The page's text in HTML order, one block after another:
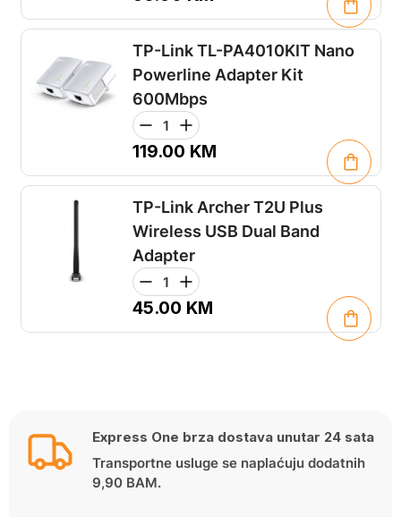
TP-Link TL-PA4010KIT Nano
Powerline Adapter Kit
600Mbps
119.00 KM
TP-Link Archer T2U Plus
Wireless USB Dual Band
Adapter
45.00 KM
Express One brza dostava unutar 24 sata
Transportne usluge se naplaćuju dodatnih
9,90 BAM.